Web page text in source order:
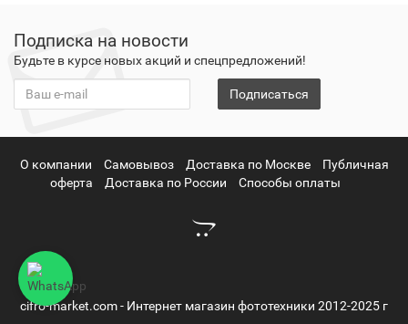
Подписка на новости
Будьте в курсе новых акций и спецпредложений!
Подписаться
О компании Самовывоз Доставка по Москве
Публичная
оферта
Доставка по России Способы оплаты
cifro-market.com - Интернет магазин фототехники 2012-2025 г